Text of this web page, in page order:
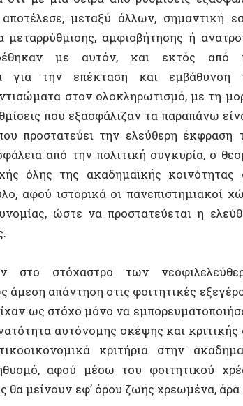
που εξασφάλιζαν τα παραπάνω είναι ο
την ελεύθερη έκφραση των
από την πολιτική συγκυρία, ο θεσμός
της ακαδημαϊκής κοινότητας στα
ιστορικά οι πανεπιστημιακοί χώροι
ώστε να προστατεύεται η ελεύθερη
των νεοφιλελεύθερων
στις φοιτητικές εξεγέρσεις
αυτόνομης σκέψης και κριτικής στα
κριτήρια στην ακαδημαϊκή
αφού μέσω του φοιτητικού χρέους
το πανεπιστήμιοχάνει σταδιακά την
του ανθρώπου, και ξαναποκτά τον
παραγωγής εξειδικευμένου εργατικού
Με τη ρητή σύνδεση πανεπιστημίου
κλείνουν και συγχωνεύονται το
διαρκώς μειούμενους πόρους, και το